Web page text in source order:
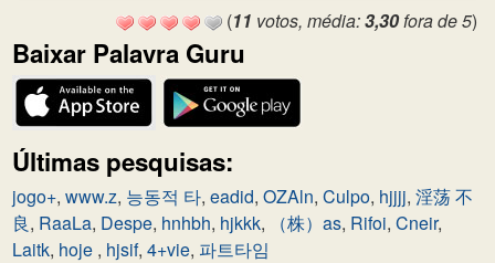
(11 votos, média:3,30fora de 5)
Baixar Palavra Guru
Últimas pesquisas:
jogo+, www.z, 능동적 타, eadid, OZAln, Culpo, hjjjj, 淫荡 不
良, RaaLa, Despe, hnhbh, hjkkk, （株）as, Rifoi, Cneir,
Laitk, hoje , hjsif, 4+vie, 파트타임